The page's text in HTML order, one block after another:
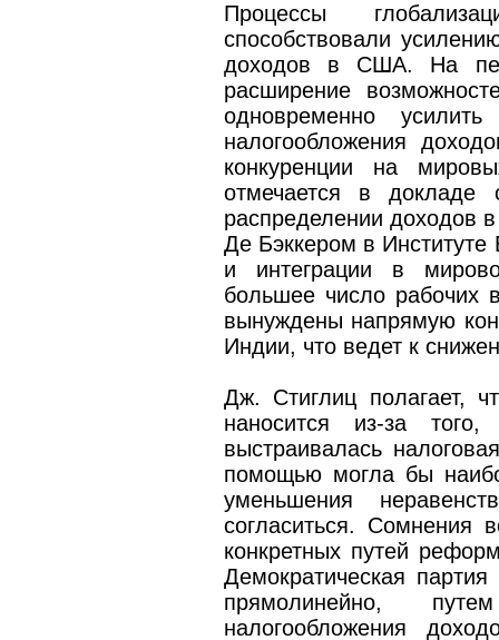
Процессы
способствовали
доходов в США. На
расширение
одновременно
налогообложения
конкуренции на
отмечается в докладе
распределении доходов
Де Бэккером в Институте
и интеграции в
большее число рабочих
вынуждены напрямую
Индии, что ведет к
Дж. Стиглиц полагает,
наносится из-за
выстраивалась
помощью могла бы
уменьшения
согласиться. Сомнения
конкретных путей
Демократическая
прямолинейно,
налогообложения